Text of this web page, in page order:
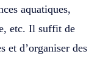
aquatiques,
etc. Il suffit de
et d’organiser des